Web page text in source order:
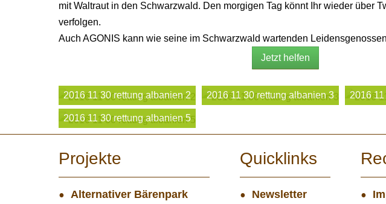
mit Waltraut in den Schwarzwald. Den morgigen Tag könnt Ihr wieder über
verfolgen.
Auch AGONIS kann wie seine im Schwarzwald wartenden
Jetzt helfen
2016 11 30 rettung albanien 2 2016 11 30 rettung albanien 3 2016
2016 11 30 rettung albanien 5
Projekte
Alternativer Bärenpark
Quicklinks
Newsletter